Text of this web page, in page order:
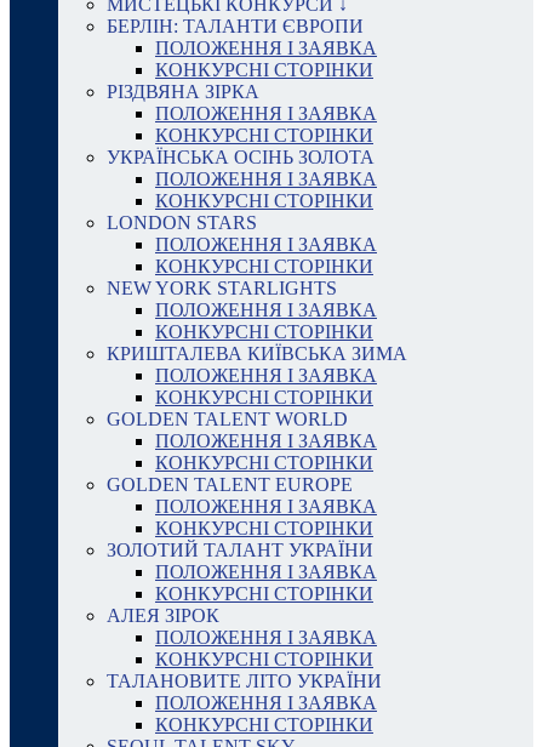
МИСТЕЦЬКІ КОНКУРСИ ↓
БЕРЛІН: ТАЛАНТИ ЄВРОПИ
ПОЛОЖЕННЯ І ЗАЯВКА
КОНКУРСНІ СТОРІНКИ
РІЗДВЯНА ЗІРКА
ПОЛОЖЕННЯ І ЗАЯВКА
КОНКУРСНІ СТОРІНКИ
УКРАЇНСЬКА ОСІНЬ ЗОЛОТА
ПОЛОЖЕННЯ І ЗАЯВКА
КОНКУРСНІ СТОРІНКИ
LONDON STARS
ПОЛОЖЕННЯ І ЗАЯВКА
КОНКУРСНІ СТОРІНКИ
NEW YORK STARLIGHTS
ПОЛОЖЕННЯ І ЗАЯВКА
КОНКУРСНІ СТОРІНКИ
КРИШТАЛЕВА КИЇВСЬКА ЗИМА
ПОЛОЖЕННЯ І ЗАЯВКА
КОНКУРСНІ СТОРІНКИ
GOLDEN TALENT WORLD
ПОЛОЖЕННЯ І ЗАЯВКА
КОНКУРСНІ СТОРІНКИ
GOLDEN TALENT EUROPE
ПОЛОЖЕННЯ І ЗАЯВКА
КОНКУРСНІ СТОРІНКИ
ЗОЛОТИЙ ТАЛАНТ УКРАЇНИ
ПОЛОЖЕННЯ І ЗАЯВКА
КОНКУРСНІ СТОРІНКИ
АЛЕЯ ЗІРОК
ПОЛОЖЕННЯ І ЗАЯВКА
КОНКУРСНІ СТОРІНКИ
ТАЛАНОВИТЕ ЛІТО УКРАЇНИ
ПОЛОЖЕННЯ І ЗАЯВКА
КОНКУРСНІ СТОРІНКИ